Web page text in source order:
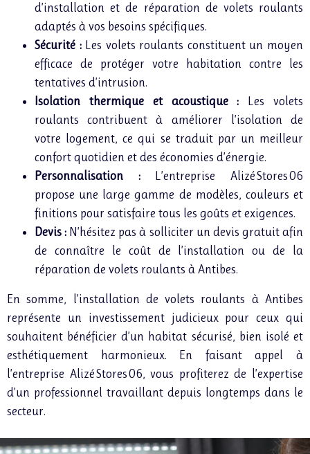
d’installation et de réparation de volets roulants
adaptés à vos besoins spécifiques.
Sécurité :Les volets roulants constituent un moyen
efficace de protéger votre habitation contre les
tentatives d’intrusion.
Isolation thermique et acoustique : Les volets
roulants contribuent à améliorer l’isolation de
votre logement, ce qui se traduit par un meilleur
confort quotidien et des économies d’énergie.
Personnalisation :L’entreprise Alizé Stores 06
propose une large gamme de modèles, couleurs et
finitions pour satisfaire tous les goûts et exigences.
Devis : N’hésitez pas à solliciter un devis gratuit afin
de connaître le coût de l’installation ou de la
réparation de volets roulants à Antibes.
En somme, l’installation de volets roulants à Antibes
représente un investissement judicieux pour ceux qui
souhaitent bénéficier d’un habitat sécurisé, bien isolé et
esthétiquement harmonieux. En faisant appel à
l’entreprise Alizé Stores 06, vous profiterez de l’expertise
d’un professionnel travaillant depuis longtemps dans le
secteur.